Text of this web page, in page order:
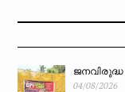
ജനവിരുദ്ധ
04/08/2026